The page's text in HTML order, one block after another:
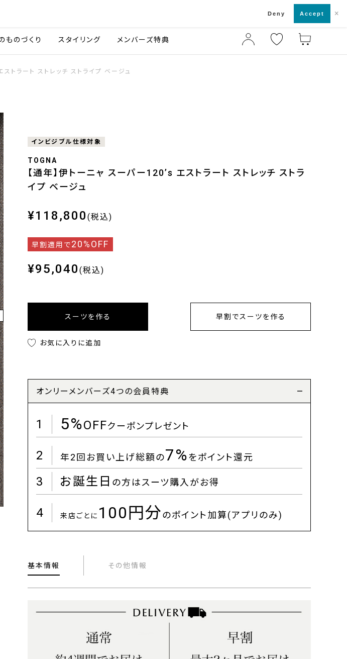
ものづくり スタイリング メンバーズ特典
トラート ストレッチ ストライプ ベージュ
インビジブル仕様対象
TOGNA
【通年】伊トーニャ スーパー120’s エストラート ストレッチ ストラ
イプ ベージュ
¥118,800 (税込)
早割適用で20%OFF
¥95,040 (税込)
スーツを作る 早割でスーツを作る
お気に入りに追加
オンリーメンバーズ4つの会員特典
1 5%OFFクーポンプレゼント
2 年2回お買い上げ総額の7%をポイント還元
3 お誕生日 の方はスーツ購入がお得
4 来店ごとに 100円分のポイント加算(アプリのみ)
基本情報 その他情報
Deny Accept ×